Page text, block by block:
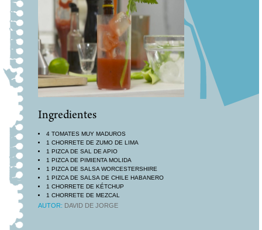
Ingredientes
4 TOMATES MUY MADUROS
1 CHORRETE DE ZUMO DE LIMA
1 PIZCA DE SAL DE APIO
1 PIZCA DE PIMIENTA MOLIDA
1 PIZCA DE SALSA WORCESTERSHIRE
1 PIZCA DE SALSA DE CHILE HABANERO
1 CHORRETE DE KÉTCHUP
1 CHORRETE DE MEZCAL
4 COSCORROS DE HIELO
AUTOR: DAVID DE JORGE